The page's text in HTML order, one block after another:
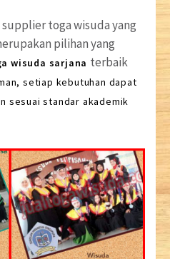
toga wisuda yang
pilihan yang
wisuda sarjana terbaik
setiap kebutuhan dapat
sesuai standar akademik